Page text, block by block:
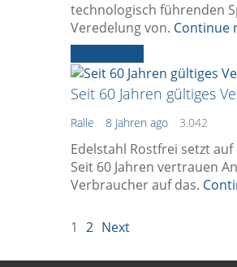
technologisch führenden
Veredelung von. Continue
Seit 60 Jahren gültiges
Ralle 8 Jahren ago 3.042
Edelstahl Rostfrei setzt
Seit 60 Jahren vertrauen
Verbraucher auf das.
1 2 Next